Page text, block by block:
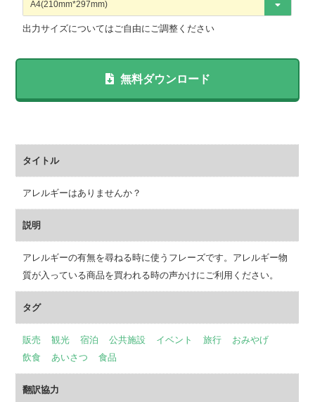
出力サイズについてはご自由にご調整ください
無料ダウンロード
タイトル
アレルギーはありませんか？
説明
アレルギーの有無を尋ねる時に使うフレーズです。アレルギー物
質が入っている商品を買われる時の声かけにご利用ください。
タグ
販売 観光 宿泊 公共施設 イベント 旅行
おみやげ
飲食
あいさつ 食品
翻訳協力